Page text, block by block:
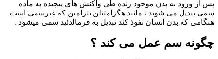
پس از ورود به بدن موجود زنده طی واکنش های پیچیده به ماده
سمی تبدیل می شوند ، مانند هگزامتیلن تترامین که غیرسمی است
هنگامی که بدن انسان نفوذ کند تبدیل به فرمالدئید سمی میشود .
چگونه سم عمل می کند ؟